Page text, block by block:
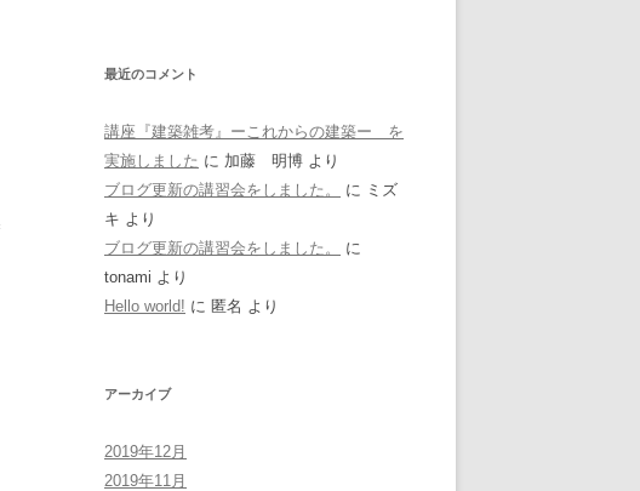
最近のコメント
講座『建築雑考』ーこれからの建築ー を
実施しました に 加藤 明博 より
ブログ更新の講習会をしました。
に ミズ
キ より
ブログ更新の講習会をしました。
に
tonami より
Hello world! に 匿名 より
アーカイブ
2019年12月
2019年11月